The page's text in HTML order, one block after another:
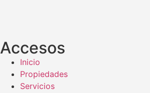
Accesos
Inicio
Propiedades
Servicios